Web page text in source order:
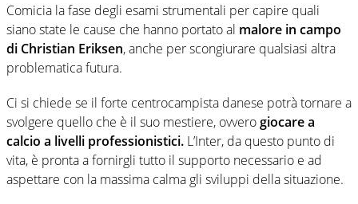
Comicia la fase degli esami strumentali per capire quali
siano state le cause che hanno portato al malore in campo
di Christian Eriksen, anche per scongiurare qualsiasi altra
problematica futura.
Ci si chiede se il forte centrocampista danese potrà tornare a
svolgere quello che è il suo mestiere, ovverogiocare a
calcio a livelli professionistici. L’Inter, da questo punto di
vita, è pronta a fornirgli tutto il supporto necessario e ad
aspettare con la massima calma gli sviluppi della situazione.